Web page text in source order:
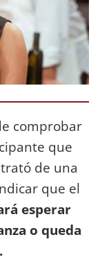
comprobar
que
trató de una
que el
esperar
o queda